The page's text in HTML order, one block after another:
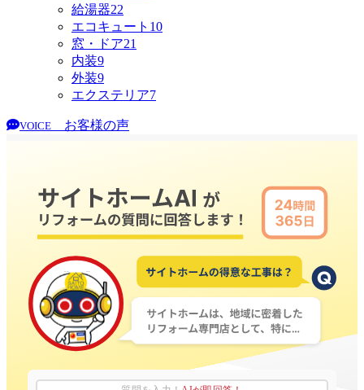
給湯器22
エコキュート 10
窓・ドア21
内装9
外装9
エクステリア7
VOICE お客様の声